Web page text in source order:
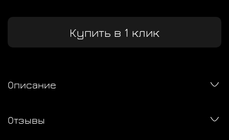
Купить в 1 клик
Описание
Отзывы